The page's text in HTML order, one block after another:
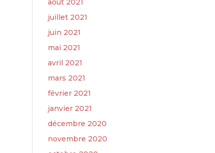
août 2021
juillet 2021
juin 2021
mai 2021
avril 2021
mars 2021
février 2021
janvier 2021
décembre 2020
novembre 2020